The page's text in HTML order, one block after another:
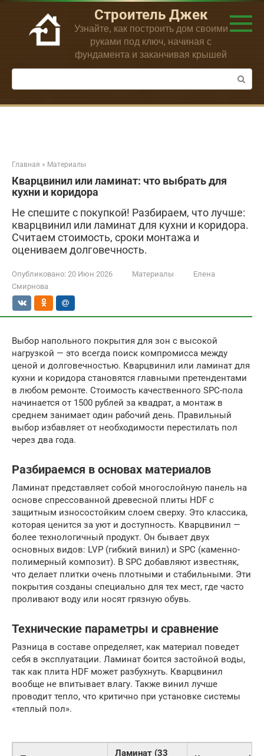
Перейти
контенту
Строитель Джек
Узнайте, как построить дом своими
руками под ключ, начиная с
фундамента и заканчивая крышей
Поиск:
Главная » Материалы
Кварцвинил или ламинат: что выбрать для
кухни и коридора
Не спешите с покупкой! Разбираем, что лучше:
кварцвинил или ламинат для кухни и коридора.
Считаем стоимость, сроки монтажа и
оцениваем долговечность.
Опубликовано: 20 Июн 2026 Материалы
Елена
Смирнова
Выбор напольного покрытия для зон с высокой
нагрузкой — это всегда поиск компромисса между
ценой и долговечностью. Кварцвинил или ламинат для
кухни и коридора становятся главными претендентами
в любом ремонте. Стоимость качественного SPC-пола
начинается от 1500 рублей за квадрат, а монтаж в
среднем занимает один рабочий день. Правильный
выбор избавляет от необходимости перестилать пол
через два года.
Разбираемся в основах материалов
Ламинат представляет собой многослойную панель на
основе спрессованной древесной плиты HDF с
защитным износостойким слоем сверху. Это классика,
которая ценится за уют и доступность. Кварцвинил —
более технологичный продукт. Он бывает двух
основных видов: LVP (гибкий винил) и SPC (каменно-
полимерный композит). В SPC добавляют известняк,
что делает плитки очень плотными и стабильными. Эти
покрытия созданы специально для тех мест, где часто
проливают воду или носят грязную обувь.
Технические параметры и сравнение
Разница в составе определяет, как материал поведет
себя в эксплуатации. Ламинат боится застойной воды,
так как плита HDF может разбухнуть. Кварцвинил
вообще не впитывает влагу. Также винил лучше
проводит тепло, что критично при установке системы
«теплый пол».
Ламинат (33